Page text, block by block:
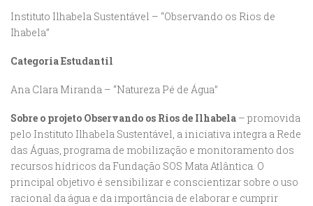
Instituto Ilhabela Sustentável – “Observando os Rios de
Ihabela”
Categoria Estudantil
Ana Clara Miranda – “Natureza Pé de Água”
Sobre o projeto Observando os Rios de Ilhabela – promovida
pelo Instituto Ilhabela Sustentável, a iniciativa integra a Rede
das Águas, programa de mobilização e monitoramento dos
recursos hídricos da Fundação SOS Mata Atlântica. O
principal objetivo é sensibilizar e conscientizar sobre o uso
racional da água e da importância de elaborar e cumprir